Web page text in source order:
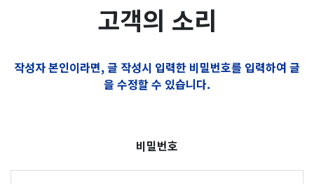
고객의 소리
작성자 본인이라면, 글 작성시 입력한 비밀번호를 입력하여 글
을 수정할 수 있습니다.
비밀번호